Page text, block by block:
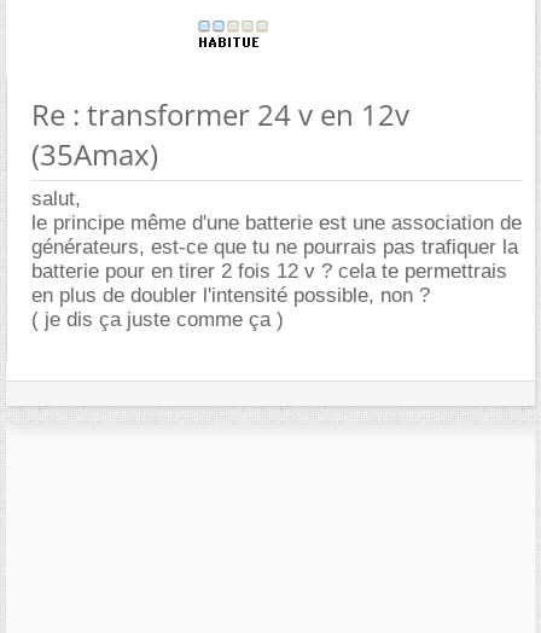
Re : transformer 24 v en 12v
(35Amax)
salut,
le principe même d'une batterie est une association de
générateurs, est-ce que tu ne pourrais pas trafiquer la
batterie pour en tirer 2 fois 12 v ? cela te permettrais
en plus de doubler l'intensité possible, non ?
( je dis ça juste comme ça )